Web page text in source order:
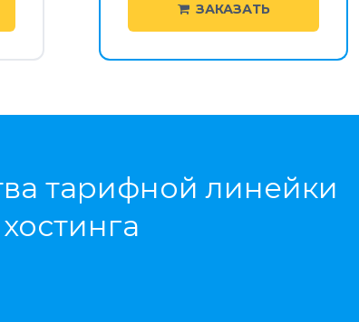
ЗАКАЗАТЬ
тарифной линейки
хостинга